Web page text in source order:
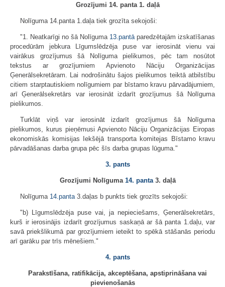
Grozījumi 14. panta 1. daļā
Nolīguma 14.panta 1.daļa tiek grozīta sekojoši:
"1. Neatkarīgi no šā Nolīguma 13.pantā paredzētajām izskatīšanas
procedūrām jebkura Līgumslēdzēja puse var ierosināt vienu vai
vairākus grozījumus šā Nolīguma pielikumos, pēc tam nosūtot
tekstus ar grozījumiem Apvienoto Nāciju Organizācijas
Ģenerālsekretāram. Lai nodrošinātu šajos pielikumos teiktā atbilstību
citiem starptautiskiem nolīgumiem par bīstamo kravu pārvadājumiem,
arī Ģenerālsekretārs var ierosināt izdarīt grozījumus šā Nolīguma
pielikumos.
Turklāt viņš var ierosināt izdarīt grozījumus šā Nolīguma
pielikumos, kurus pieņēmusi Apvienoto Nāciju Organizācijas Eiropas
ekonomiskās komisijas Iekšējā transporta komitejas Bīstamo kravu
pārvadāšanas darba grupa pēc šīs darba grupas lūguma."
3. pants
Grozījumi Nolīguma 14. panta3. daļā
Nolīguma 14.panta 3.daļas b punkts tiek grozīts sekojoši:
"b) Līgumslēdzēja puse vai, ja nepieciešams, Ģenerālsekretārs,
kurš ir ierosinājis izdarīt grozījumus saskaņā ar šā panta 1.daļu, var
savā priekšlikumā par grozījumiem ieteikt to spēkā stāšanās periodu
arī garāku par trīs mēnešiem."
4. pants
Parakstīšana, ratifikācija, akceptēšana, apstiprināšana vai
pievienošanās